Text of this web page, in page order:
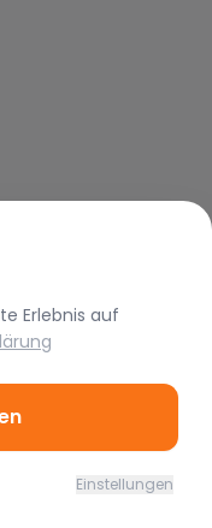
Erlebnis auf
Einstellungen